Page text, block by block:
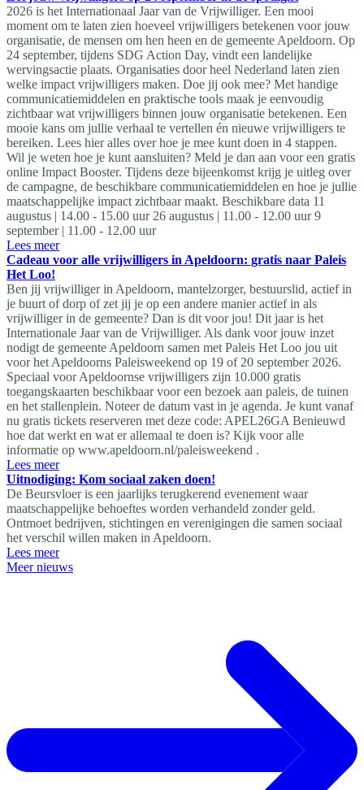
2026 is het Internationaal Jaar van de Vrijwilliger. Een mooi
moment om te laten zien hoeveel vrijwilligers betekenen voor jouw
organisatie, de mensen om hen heen en de gemeente Apeldoorn. Op
24 september, tijdens SDG Action Day, vindt een landelijke
wervingsactie plaats. Organisaties door heel Nederland laten zien
welke impact vrijwilligers maken. Doe jij ook mee? Met handige
communicatiemiddelen en praktische tools maak je eenvoudig
zichtbaar wat vrijwilligers binnen jouw organisatie betekenen. Een
mooie kans om jullie verhaal te vertellen én nieuwe vrijwilligers te
bereiken. Lees hier alles over hoe je mee kunt doen in 4 stappen.
Wil je weten hoe je kunt aansluiten? Meld je dan aan voor een gratis
online Impact Booster. Tijdens deze bijeenkomst krijg je uitleg over
de campagne, de beschikbare communicatiemiddelen en hoe je jullie
maatschappelijke impact zichtbaar maakt. Beschikbare data 11
augustus | 14.00 - 15.00 uur 26 augustus | 11.00 - 12.00 uur 9
september | 11.00 - 12.00 uur
Lees meer
Cadeau voor alle vrijwilligers in Apeldoorn: gratis naar Paleis
Het Loo!
Ben jij vrijwilliger in Apeldoorn, mantelzorger, bestuurslid, actief in
je buurt of dorp of zet jij je op een andere manier actief in als
vrijwilliger in de gemeente? Dan is dit voor jou! Dit jaar is het
Internationale Jaar van de Vrijwilliger. Als dank voor jouw inzet
nodigt de gemeente Apeldoorn samen met Paleis Het Loo jou uit
voor het Apeldoorns Paleisweekend op 19 of 20 september 2026.
Speciaal voor Apeldoornse vrijwilligers zijn 10.000 gratis
toegangskaarten beschikbaar voor een bezoek aan paleis, de tuinen
en het stallenplein. Noteer de datum vast in je agenda. Je kunt vanaf
nu gratis tickets reserveren met deze code: APEL26GA Benieuwd
hoe dat werkt en wat er allemaal te doen is? Kijk voor alle
informatie op www.apeldoorn.nl/paleisweekend .
Lees meer
Uitnodiging: Kom sociaal zaken doen!
De Beursvloer is een jaarlijks terugkerend evenement waar
maatschappelijke behoeftes worden verhandeld zonder geld.
Ontmoet bedrijven, stichtingen en verenigingen die samen sociaal
het verschil willen maken in Apeldoorn.
Lees meer
Meer nieuws